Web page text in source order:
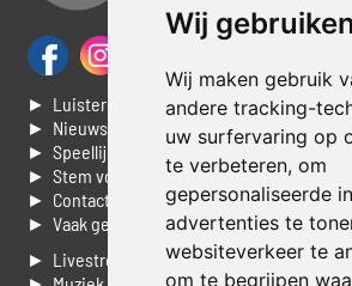
Wij
Wij maken gebruik
andere tracking-
uw surfervaring op
te verbeteren, om
gepersonaliseerde
advertenties te
websiteverkeer te
om te begrijpen
► Luisteren naar Jouwradio
► Nieuws
► Speellijst
► Stem voor de Dag top 3
► Contacteer ons
► Vaak gestelde vragen
► Livestream informatie